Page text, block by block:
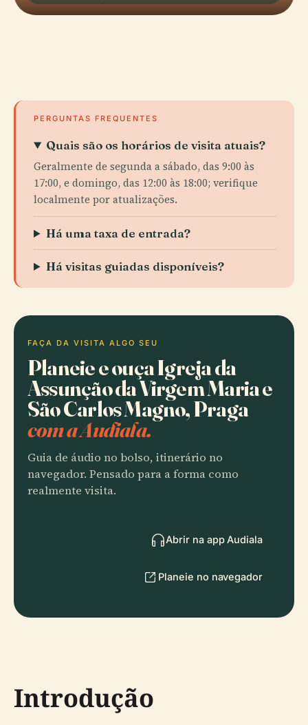
PERGUNTAS FREQUENTES
Quais são os horários de visita atuais?
Geralmente de segunda a sábado, das 9:00 às
17:00, e domingo, das 12:00 às 18:00; verifique
localmente por atualizações.
Há uma taxa de entrada?
Há visitas guiadas disponíveis?
FAÇA DA VISITA ALGO SEU
Planeie e ouça Igreja da
Assunção da Virgem Maria e
São Carlos Magno, Praga
com a Audiala.
Guia de áudio no bolso, itinerário no
navegador. Pensado para a forma como
realmente visita.
Abrir na app Audiala
Planeie no navegador
Introdução